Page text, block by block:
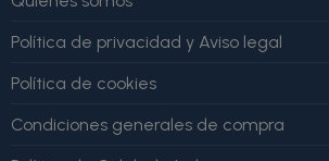
Política de privacidad y Aviso legal
Política de cookies
Condiciones generales de compra